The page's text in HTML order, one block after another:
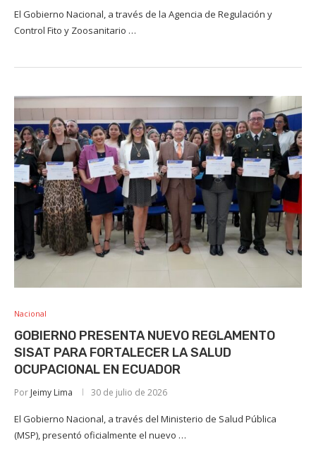
El Gobierno Nacional, a través de la Agencia de Regulación y
Control Fito y Zoosanitario …
Nacional
GOBIERNO PRESENTA NUEVO REGLAMENTO
SISAT PARA FORTALECER LA SALUD
OCUPACIONAL EN ECUADOR
Por Jeimy Lima 30 de julio de 2026
El Gobierno Nacional, a través del Ministerio de Salud Pública
(MSP), presentó oficialmente el nuevo …